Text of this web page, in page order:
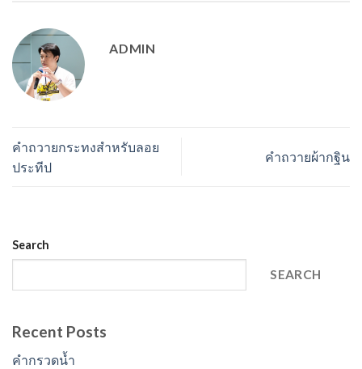
ADMIN
คำถวายกระทงสำหรับลอย
ประทีป
คำถวายผ้ากฐิน
Search
SEARCH
Recent Posts
คำกรวดน้ำ